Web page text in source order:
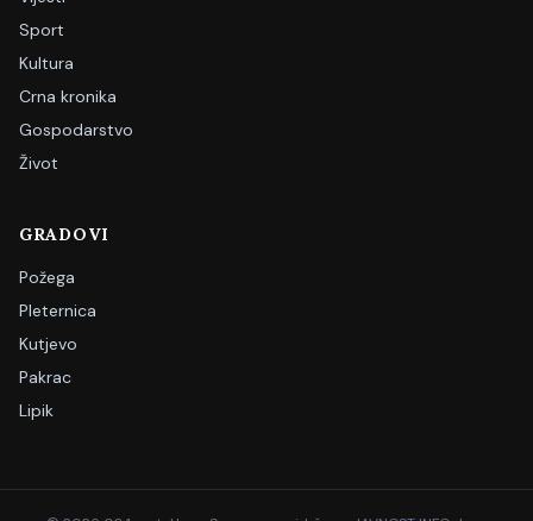
Sport
Kultura
Crna kronika
Gospodarstvo
Život
GRADOVI
Požega
Pleternica
Kutjevo
Pakrac
Lipik